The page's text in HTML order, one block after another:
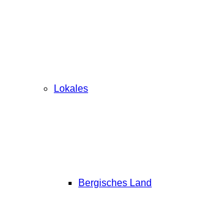
Lokales
Bergisches Land